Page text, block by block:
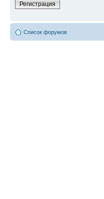
Регистрация
Список форумов